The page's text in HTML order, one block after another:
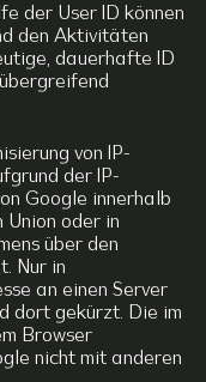
der User ID können
den Aktivitäten
dauerhafte ID
von IP-
der IP-
Google innerhalb
oder in
über den
Nur in
an einen Server
dort gekürzt. Die im
Browser
nicht mit anderen